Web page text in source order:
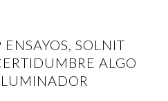
SOLNIT
ALGO